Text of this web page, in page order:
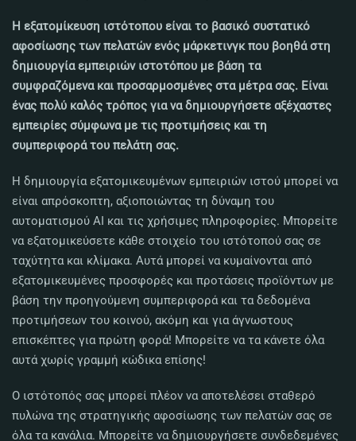
Η εξατομίκευση ιστότοπου είναι το βασικό συστατικό
αφοσίωσης των πελατών ενός μάρκετινγκ που βοηθά στη
δημιουργία εμπειριών ιστοτόπου με βάση τα
συμφραζόμενα και προσαρμοσμένες στα μέτρα σας. Είναι
ένας πολύ καλός τρόπος για να δημιουργήσετε αξέχαστες
εμπειρίες σύμφωνα με τις προτιμήσεις και τη
συμπεριφορά του πελάτη σας.
Η δημιουργία εξατομικευμένων εμπειριών ιστού μπορεί να
είναι απρόσκοπτη, αξιοποιώντας τη δύναμη του
αυτοματισμού AI και τις χρήσιμες πληροφορίες. Μπορείτε
να εξατομικεύσετε κάθε στοιχείο του ιστότοπού σας σε
ταχύτητα και κλίμακα. Αυτά μπορεί να κυμαίνονται από
εξατομικευμένες προσφορές και προτάσεις προϊόντων με
βάση την προηγούμενη συμπεριφορά και τα δεδομένα
προτιμήσεων του κοινού, ακόμη και για άγνωστους
επισκέπτες για πρώτη φορά! Μπορείτε να τα κάνετε όλα
αυτά χωρίς γραμμή κώδικα επίσης!
Ο ιστότοπός σας μπορεί πλέον να αποτελέσει σταθερό
πυλώνα της στρατηγικής αφοσίωσης των πελατών σας σε
όλα τα κανάλια. Μπορείτε να δημιουργήσετε συνδεδεμένες